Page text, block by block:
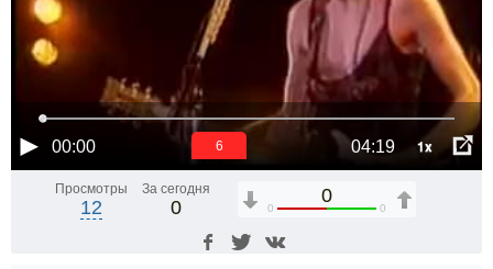
00:00 04:19 1x
6
Просмотры
12
За сегодня
0
0
0 0